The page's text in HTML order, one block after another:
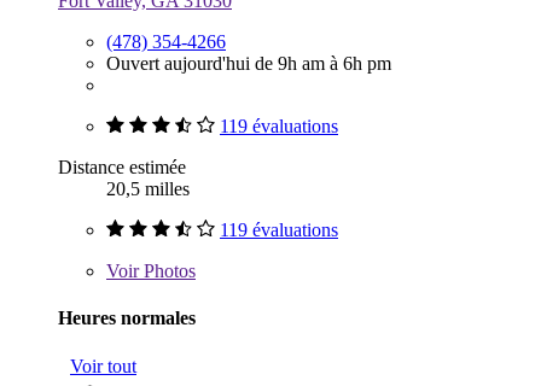
(478) 354-4266
Ouvert aujourd'hui de 9h am à 6h pm
119 évaluations
Distance estimée
20,5 milles
119 évaluations
VoirPhotos
Heures normales
Voir tout